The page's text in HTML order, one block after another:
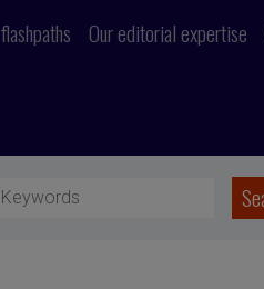
Our editorial expertise